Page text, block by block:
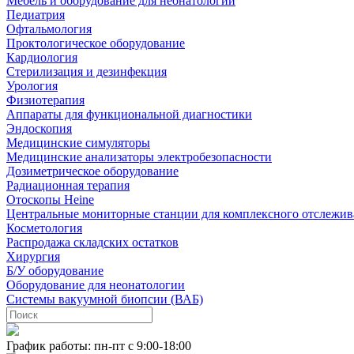
Педиатрия
Офтальмология
Проктологическое оборудование
Кардиология
Стерилизация и дезинфекция
Урология
Физиотерапия
Аппараты для функциональной диагностики
Эндоскопия
Медицинские симуляторы
Медицинские анализаторы электробезопасности
Дозиметрическое оборудование
Радиационная терапия
Отоскопы Heine
Центральные мониторные станции для комплексного
Косметология
Распродажа складских остатков
Хирургия
Б/У оборудование
Оборудование для неонатологии
Системы вакуумной биопсии (ВАБ)
График работы: пн-пт с 9:00-18:00